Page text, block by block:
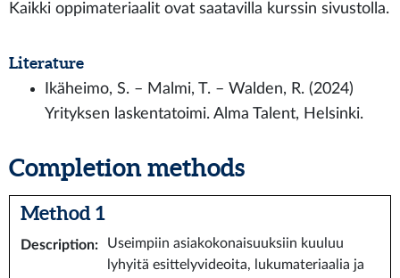
Kaikki oppimateriaalit ovat saatavilla kurssin sivustolla.
Literature
Ikäheimo, S. – Malmi, T. – Walden, R. (2024)
Yrityksen laskentatoimi. Alma Talent, Helsinki.
Completion methods
Method 1
Description:
Useimpiin asiakokonaisuuksiin kuuluu
lyhyitä esittelyvideoita, lukumateriaalia ja